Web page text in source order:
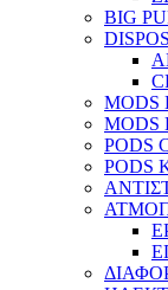
BIG
MODS
MODS
PODS
PODS